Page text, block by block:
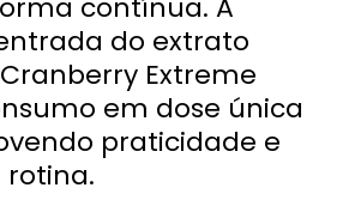
contínua. A
do extrato
Extreme
em dose única
praticidade e
rotina.